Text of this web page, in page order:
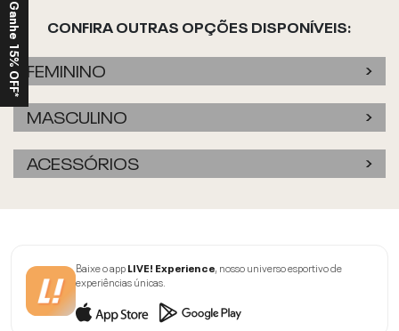
CONFIRA OUTRAS OPÇÕES DISPONÍVEIS:
FEMININO
MASCULINO
ACESSÓRIOS
Baixe o appLIVE! Experience, nosso universo esportivo de
experiências únicas.
Ganhe 15% OFF*